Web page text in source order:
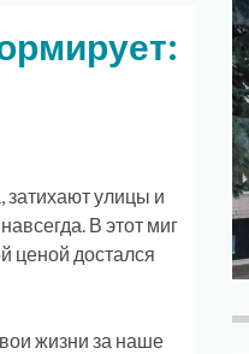
затихают улицы и
В этот миг
ценой достался
жизни за наше